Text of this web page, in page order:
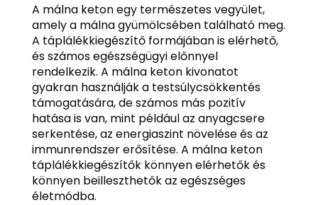
A málna keton egy természetes vegyület,
amely a málna gyümölcsében található meg.
A táplálékkiegészítő formájában is elérhető,
és számos egészségügyi előnnyel
rendelkezik. A málna keton kivonatot
gyakran használják a testsúlycsökkentés
támogatására, de számos más pozitív
hatása is van, mint például az anyagcsere
serkentése, az energiaszint növelése és az
immunrendszer erősítése. A málna keton
táplálékkiegészítők könnyen elérhetők és
könnyen beilleszthetők az egészséges
életmódba.